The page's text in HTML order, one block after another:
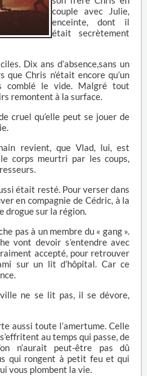
couple avec Julie,
enceinte, dont il
était secrètement
Dix ans d’absence,sans un
que Chris n’était encore qu’un
comblé le vide. Malgré tout
remontent à la surface.
cruel qu’elle peut se jouer de
revient, que Vlad, lui, est
corps meurtri par les coups,
était resté. Pour verser dans
en compagnie de Cédric, à la
drogue sur la région.
pas à un membre du « gang ».
vont devoir s’entendre avec
accepté, pour retrouver
sur un lit d’hôpital. Car ce
ne se lit pas, il se dévore,
aussi toute l’amertume. Celle
au temps qui passe, de
n’aurait peut-être pas dû
qui rongent à petit feu et qui
vous plombent la vie.